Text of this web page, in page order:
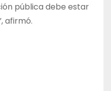
pública debe estar
afirmó.